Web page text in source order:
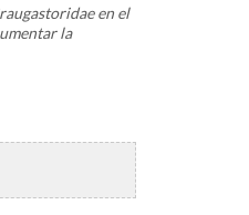
en el
la